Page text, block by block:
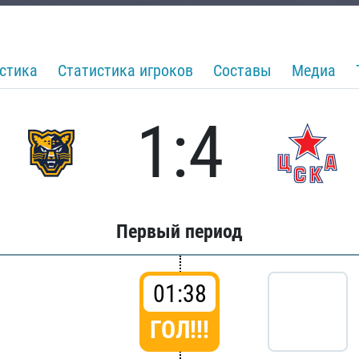
Статистика игроков Составы Медиа
1:4
Первый период
01:38
ГОЛ!!!